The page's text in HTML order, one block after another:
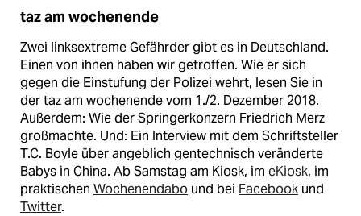
taz am wochenende
Zwei linksextreme Gefährder gibt es in Deutschland.
Einen von ihnen haben wir getroffen. Wie er sich
gegen die Einstufung der Polizei wehrt, lesen Sie in
der taz am wochenende vom 1./2. Dezember 2018.
Außerdem: Wie der Springerkonzern Friedrich Merz
großmachte. Und: Ein Interview mit dem Schriftsteller
T.C. Boyle über angeblich gentechnisch veränderte
Babys in China. Ab Samstag am Kiosk, im eKiosk, im
praktischen Wochenendabo und bei Facebook und
Twitter.